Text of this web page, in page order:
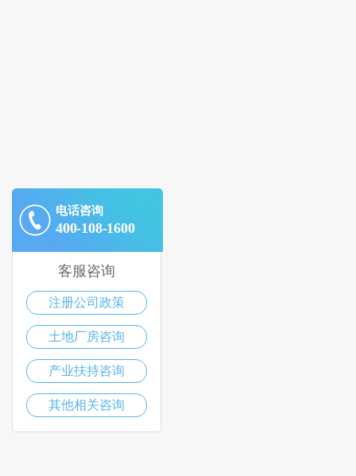
电话咨询
400-108-1600
客服咨询
注册公司政策
土地厂房咨询
产业扶持咨询
其他相关咨询